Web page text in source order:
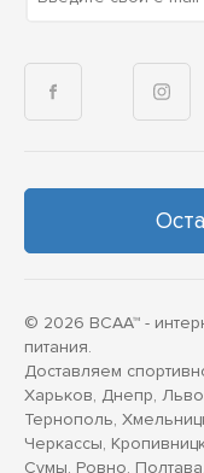
© 2026 BCAA™ -
питания.
Доставляем
Харьков, Днепр,
Тернополь,
Черкассы,
Сумы, Ровно,